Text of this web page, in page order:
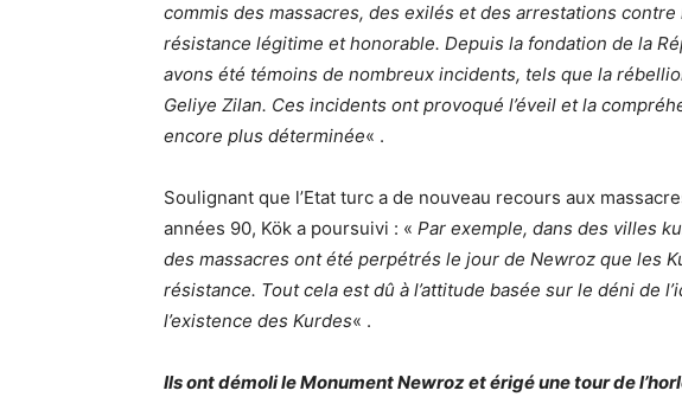
commis des massacres, des exilés et des arrestations
résistance légitime et honorable. Depuis la fondation de la
avons été témoins de nombreux incidents, tels que la
Geliye Zilan. Ces incidents ont provoqué l’éveil et la
encore plus déterminée« .
Soulignant que l’Etat turc a de nouveau recours aux
années 90, Kök a poursuivi : « Par exemple, dans des villes
des massacres ont été perpétrés le jour de Newroz que les
résistance. Tout cela est dû à l’attitude basée sur le déni de
l’existence des Kurdes« .
Ils ont démoli le Monument Newroz et érigé une tour de